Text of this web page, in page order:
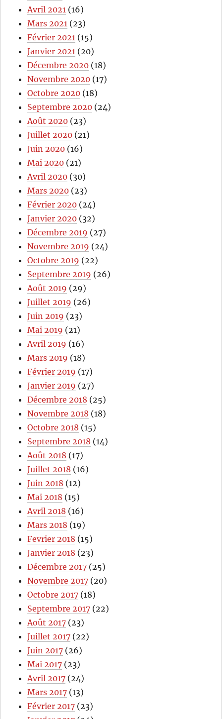
Avril 2021 (16)
Mars 2021 (23)
Février 2021 (15)
Janvier 2021 (20)
Décembre 2020 (18)
Novembre 2020 (17)
Octobre 2020 (18)
Septembre 2020 (24)
Août 2020 (23)
Juillet 2020 (21)
Juin 2020 (16)
Mai 2020 (21)
Avril 2020 (30)
Mars 2020 (23)
Février 2020 (24)
Janvier 2020 (32)
Décembre 2019 (27)
Novembre 2019 (24)
Octobre 2019 (22)
Septembre 2019 (26)
Août 2019 (29)
Juillet 2019 (26)
Juin 2019 (23)
Mai 2019 (21)
Avril 2019 (16)
Mars 2019 (18)
Février 2019 (17)
Janvier 2019 (27)
Décembre 2018 (25)
Novembre 2018 (18)
Octobre 2018 (15)
Septembre 2018 (14)
Août 2018 (17)
Juillet 2018 (16)
Juin 2018 (12)
Mai 2018 (15)
Avril 2018 (16)
Mars 2018 (19)
Fevrier 2018 (15)
Janvier 2018 (23)
Décembre 2017 (25)
Novembre 2017 (20)
Octobre 2017 (18)
Septembre 2017 (22)
Août 2017 (23)
Juillet 2017 (22)
Juin 2017 (26)
Mai 2017 (23)
Avril 2017 (24)
Mars 2017 (13)
Février 2017 (23)